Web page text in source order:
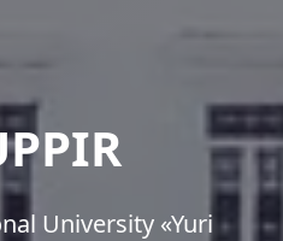
University «Yuri